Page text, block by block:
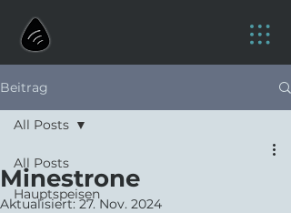
Beitrag
All Posts
Hauptspeisen
All Posts
Minestrone
Aktualisiert:27. Nov. 2024